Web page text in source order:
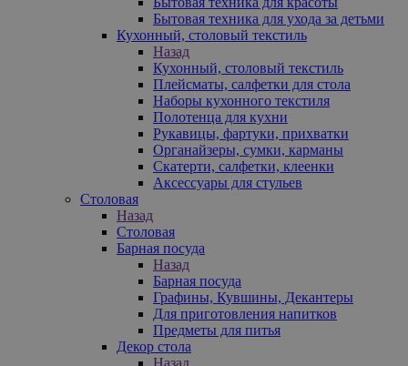
Бытовая техника для ухода за детьми
Кухонный, столовый текстиль
Назад
Кухонный, столовый текстиль
Плейсматы, салфетки для стола
Наборы кухонного текстиля
Полотенца для кухни
Рукавицы, фартуки, прихватки
Органайзеры, сумки, карманы
Скатерти, салфетки, клеенки
Аксессуары для стульев
Столовая
Назад
Столовая
Барная посуда
Назад
Барная посуда
Графины, Кувшины, Декантеры
Для приготовления напитков
Предметы для питья
Декор стола
Назад